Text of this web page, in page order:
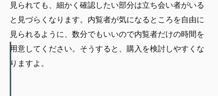
見られても、細かく確認したい部分は立ち会い者がいる
と見づらくなります。内覧者が気になるところを自由に
見られるように、数分でもいいので内覧者だけの時間を
用意してください。そうすると、購入を検討しやすくな
りますよ。